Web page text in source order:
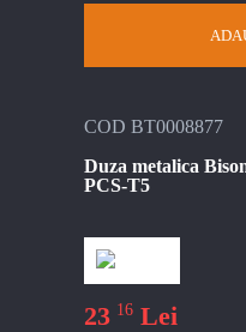
COD BT0008877
Duza metalica
PCS-T5
23 16 Lei